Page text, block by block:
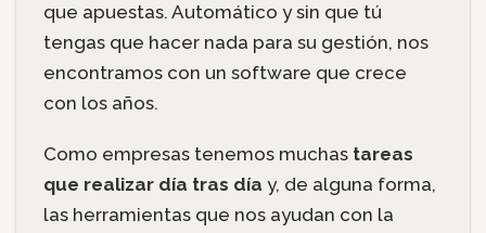
que apuestas. Automático y sin que tú
tengas que hacer nada para su gestión, nos
encontramos con un software que crece
con los años.
Como empresas tenemos muchas tareas
que realizar día tras día y, de alguna forma,
las herramientas que nos ayudan con la